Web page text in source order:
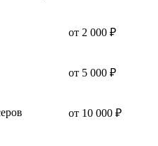
от 2 000 ₽
от 5 000 ₽
от 10 000 ₽